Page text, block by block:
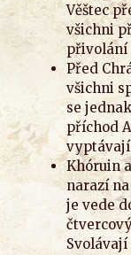
Věštec
všichni
přivolání
Před
všichni
se
příchod
vyptávají
Khóruin
narazí
je vede
Svolávají